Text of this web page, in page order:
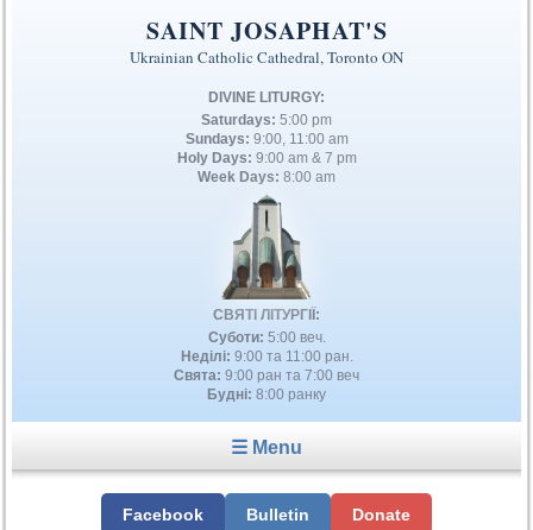
SAINT JOSAPHAT'S
Ukrainian Catholic Cathedral, Toronto ON
DIVINE LITURGY:
Saturdays: 5:00 pm
Sundays: 9:00, 11:00 am
Holy Days: 9:00 am & 7 pm
Week Days: 8:00 am
СВЯТІ ЛІТУРГІЇ:
Суботи: 5:00 веч.
Неділі: 9:00 та 11:00 ран.
Свята: 9:00 ран та 7:00 веч
Будні: 8:00 ранку
☰ Menu
Facebook Bulletin Donate